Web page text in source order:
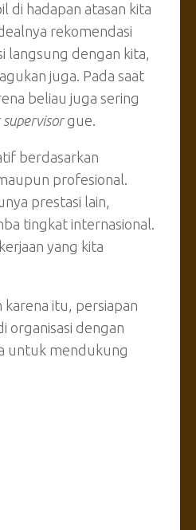
di hadapan atasan kita
rekomendasi
langsung dengan kita,
juga. Pada saat
beliau juga sering
gue.
berdasarkan
profesional.
prestasi lain,
tingkat internasional.
yang kita
itu, persiapan
organisasi dengan
untuk mendukung